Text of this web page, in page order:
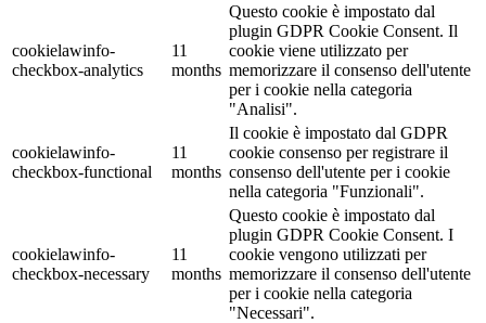
cookielawinfo-
checkbox-analytics
11
months
Questo cookie è impostato dal
plugin GDPR Cookie Consent. Il
cookie viene utilizzato per
memorizzare il consenso dell'utente
per i cookie nella categoria
"Analisi".
cookielawinfo-
checkbox-functional
11
months
Il cookie è impostato dal GDPR
cookie consenso per registrare il
consenso dell'utente per i cookie
nella categoria "Funzionali".
cookielawinfo-
checkbox-necessary
11
months
Questo cookie è impostato dal
plugin GDPR Cookie Consent. I
cookie vengono utilizzati per
memorizzare il consenso dell'utente
per i cookie nella categoria
"Necessari".